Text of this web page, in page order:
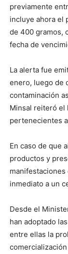
previamente
incluye ahora el
de 400 gramos,
fecha de
La alerta fue
enero, luego de
contaminación
Minsal reiteró el
pertenecientes
En caso de que
productos y
inmediato a un
Desde el
han adoptado
entre ellas la